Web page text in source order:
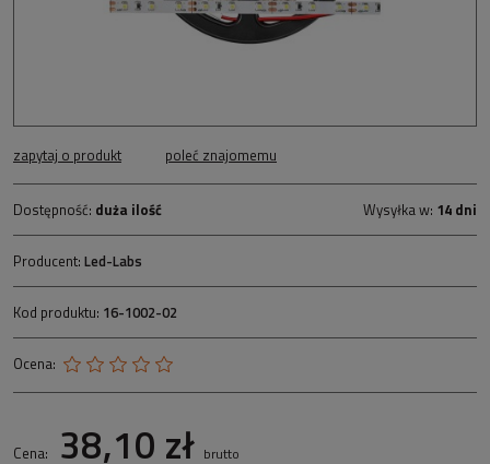
zapytaj o produkt poleć znajomemu
Dostępność: duża ilość Wysyłka w: 14 dni
Producent: Led-Labs
Kod produktu: 16-1002-02
Ocena:
Cena: 38,10 zł brutto